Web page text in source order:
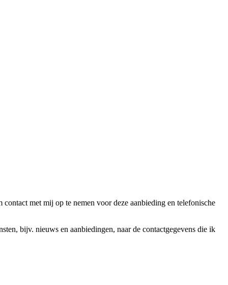
met mij op te nemen voor deze aanbieding en telefonische
bijv. nieuws en aanbiedingen, naar de contactgegevens die ik